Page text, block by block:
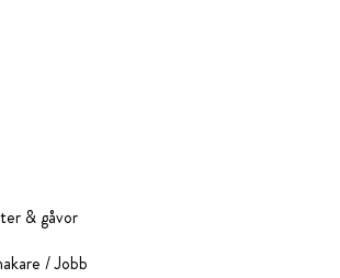
& gåvor
/ Jobb